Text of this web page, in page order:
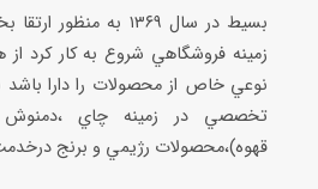
بسيط در سال ۱۳۶۹
زمينه فروشگاهي شروع به كار كرد
نوعي خاص از محصولات را دارا
تخصصي در زمينه چاي ،دمنوش
قهوه)،محصولات رژيمي و برنج